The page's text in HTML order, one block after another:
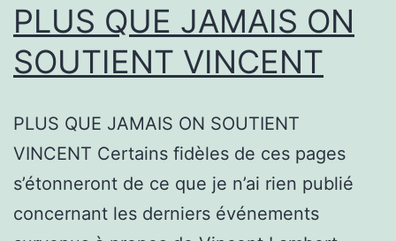
PLUS QUE JAMAIS ON
SOUTIENT VINCENT
PLUS QUE JAMAIS ON SOUTIENT
VINCENT Certains fidèles de ces pages
s’étonneront de ce que je n’ai rien publié
concernant les derniers événements